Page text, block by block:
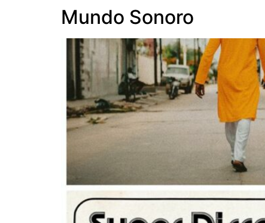
Mundo Sonoro